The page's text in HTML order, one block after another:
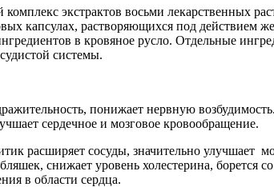
экстрактов восьми лекарственных
капсулах, растворяющихся под действием
в кровяное русло. Отдельные
системы.
понижает нервную
сердечное и мозговое кровообращение.
расширяет сосуды, значительно улучшает
снижает уровень холестерина, борется
в области сердца.